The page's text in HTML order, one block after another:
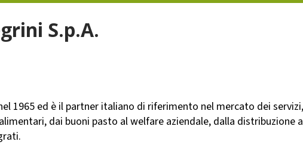
S.p.A.
1965 ed è il partner italiano di riferimento nel mercato dei
dai buoni pasto al welfare aziendale, dalla distribuzione